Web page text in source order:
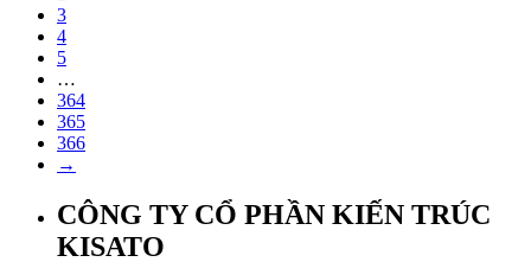
3
4
5
…
364
365
366
→
CÔNG TY CỔ PHẦN KIẾN TRÚC
KISATO